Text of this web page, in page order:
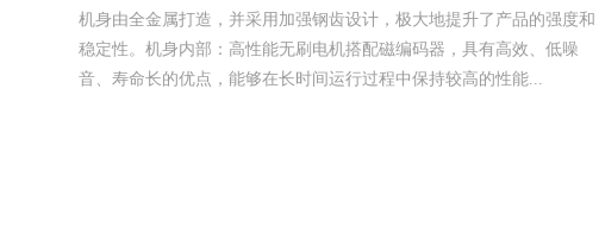
机身由全金属打造，并采用加强钢齿设计，极大地提升了产品的强度和
稳定性。机身内部：高性能无刷电机搭配磁编码器，具有高效、低噪
音、寿命长的优点，能够在长时间运行过程中保持较高的性能...